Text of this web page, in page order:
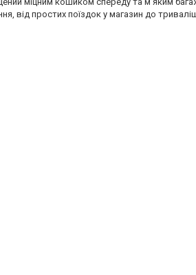
від простих поїздок у магазин до